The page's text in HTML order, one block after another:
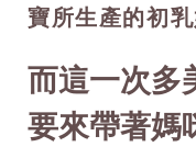
寶所生產的初乳
而這一次多
要來帶著媽